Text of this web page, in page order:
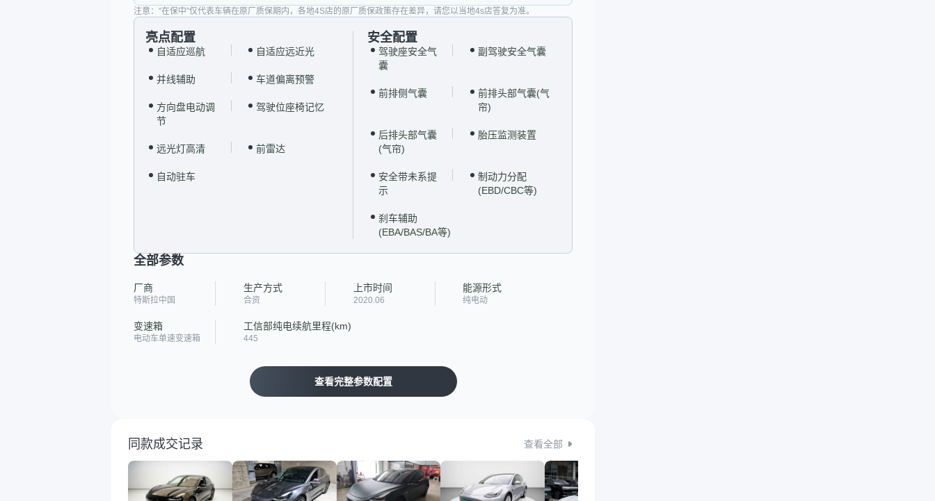
注意：“在保中”仅代表车辆在原厂质保期内，各地4S店的原厂质保政策存在差异，请您以当地4s店答复为准。
亮点配置
自适应巡航 自适应远近光
并线辅助 车道偏离预警
方向盘电动调
节
驾驶位座椅记忆
远光灯高清 前雷达
自动驻车
安全配置
驾驶座安全气
囊
副驾驶安全气囊
前排侧气囊
前排头部气囊(气
帘)
后排头部气囊
(气帘)
胎压监测装置
安全带未系提
示
制动力分配
(EBD/CBC等)
刹车辅助
(EBA/BAS/BA等)
全部参数
厂商
特斯拉中国
生产方式
合资
上市时间
2020.06
能源形式
纯电动
变速箱
电动车单速变速箱
工信部纯电续航里程(km)
445
查看完整参数配置
同款成交记录 查看全部